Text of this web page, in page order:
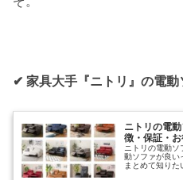
✔︎ 家具大手『ニトリ』の電動
ニトリの電
徴・保証・お
ニトリの電動
動ソファが良い
まとめて知りた